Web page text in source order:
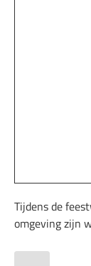
Tijdens de
omgeving zijn